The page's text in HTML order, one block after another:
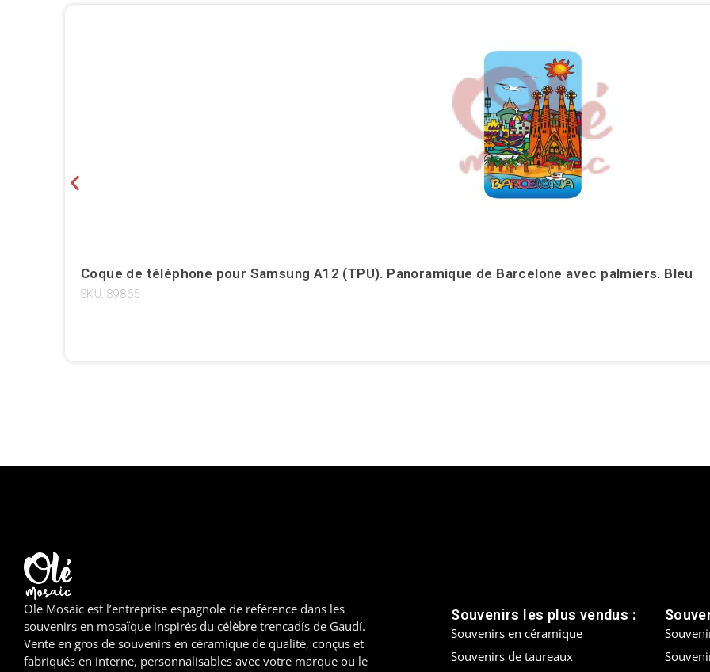
Coque de téléphone pour Samsung A12 (TPU). Panoramique de Barcelone avec palmiers. Bleu
SKU: 89865
Ole Mosaic est l’entreprise espagnole de référence dans les
souvenirs en mosaïque inspirés du célèbre trencadís de Gaudí.
Vente en gros de souvenirs en céramique de qualité, conçus et
fabriqués en interne, personnalisables avec votre marque ou le
Souvenirs les plus vendus :
Souvenirs en céramique
Souvenirs de taureaux